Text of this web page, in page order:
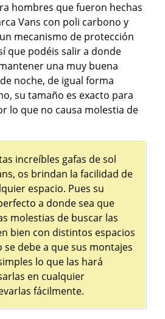
hombres que fueron hechas
Vans con poli carbono y
mecanismo de protección
que podéis salir a donde
una muy buena
noche, de igual forma
su tamaño es exacto para
lo que no causa molestia de
increíbles gafas de sol
os brindan la facilidad de
espacio. Pues su
a donde sea que
molestias de buscar las
bien con distintos espacios
se debe a que sus montajes
lo que las hará
en cualquier
fácilmente.